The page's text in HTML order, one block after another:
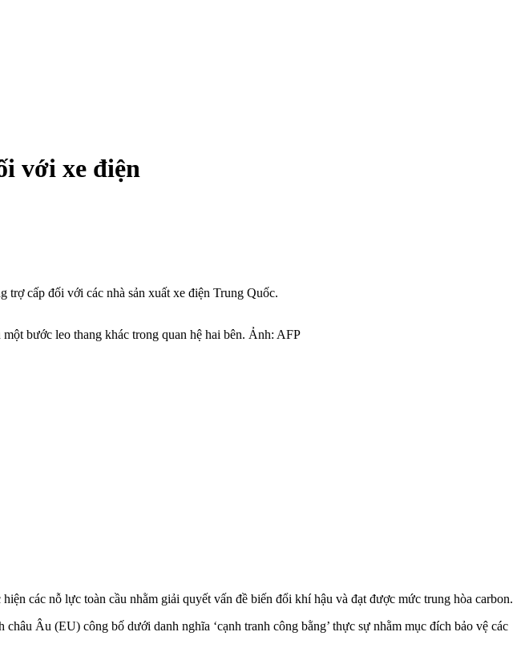
với xe điện
trợ cấp đối với các nhà sản xuất xe điện Trung Quốc.
bước leo thang khác trong quan hệ hai bên. Ảnh: AFP
các nỗ lực toàn cầu nhằm giải quyết vấn đề biến đổi khí hậu và đạt được mức trung hòa carbon.
Âu (EU) công bố dưới danh nghĩa ‘cạnh tranh công bằng’ thực sự nhằm mục đích bảo vệ các